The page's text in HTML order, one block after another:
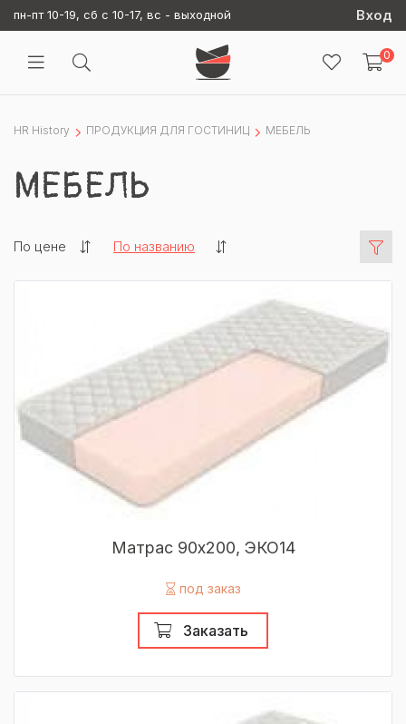
пн-пт 10-19, сб с 10-17, вс - выходной Вход
0
HR History ПРОДУКЦИЯ ДЛЯ ГОСТИНИЦ МЕБЕЛЬ
МЕБЕЛЬ
Матрас 90х200, ЭКО14
под заказ
Заказать